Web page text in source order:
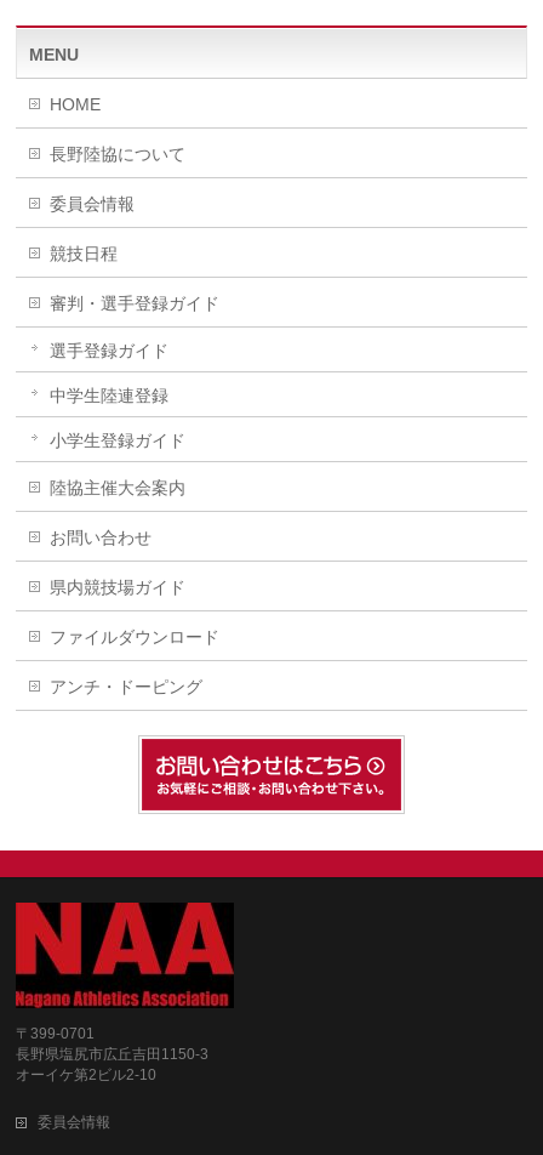
MENU
HOME
長野陸協について
委員会情報
競技日程
審判・選手登録ガイド
選手登録ガイド
中学生陸連登録
小学生登録ガイド
陸協主催大会案内
お問い合わせ
県内競技場ガイド
ファイルダウンロード
アンチ・ドーピング
〒399-0701
長野県塩尻市広丘吉田1150-3
オーイケ第2ビル2-10
委員会情報